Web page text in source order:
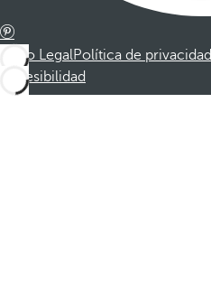
Aviso LegalPolítica de privacidad
Accesibilidad